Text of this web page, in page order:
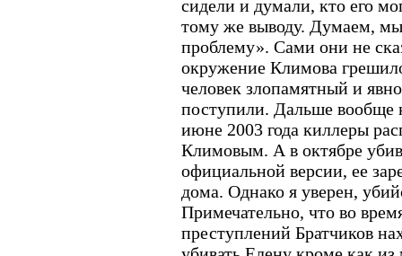
сидели и думали, кто его
тому же выводу. Думаем,
проблему». Сами они не
окружение Климова
человек злопамятный и
поступили. Дальше вообще
июне 2003 года киллеры
Климовым. А в октябре
официальной версии, ее
дома. Однако я уверен,
Примечательно, что во
преступлений Братчиков